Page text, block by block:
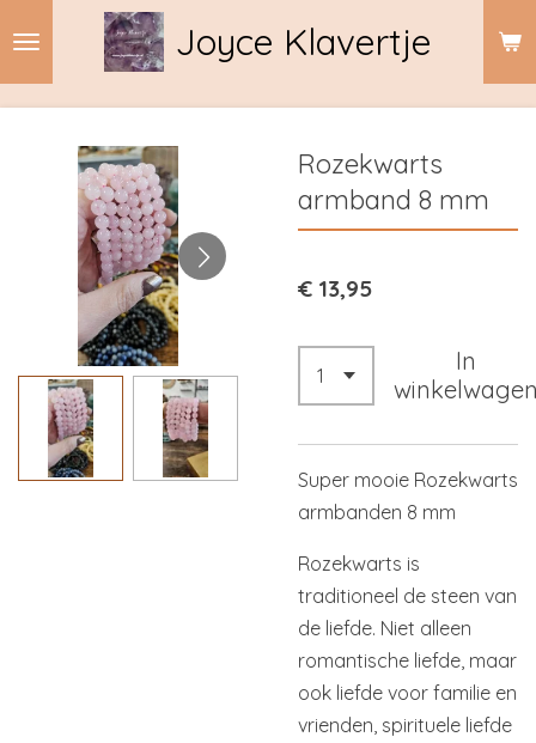
hoofdinhoud
Joyce Klavertje
Rozekwarts
armband 8 mm
€ 13,95
In
Super mooie Rozekwarts
armbanden 8 mm
Rozekwarts is
traditioneel de steen van
de liefde. Niet alleen
romantische liefde, maar
ook liefde voor familie en
vrienden, spirituele liefde